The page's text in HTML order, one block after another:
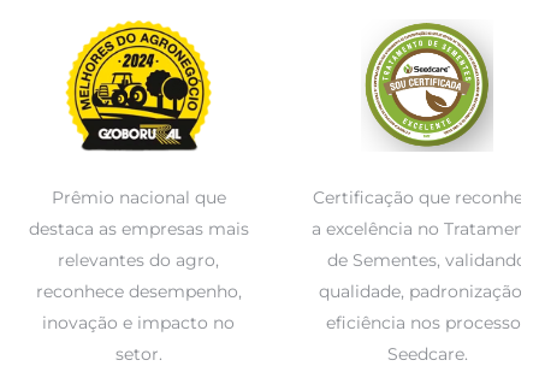
Prêmio nacional que
destaca as empresas mais
relevantes do agro,
reconhece desempenho,
inovação e impacto no
setor.
Certificação que
a excelência no
de Sementes, validando
qualidade, padronização e
eficiência nos processos
Seedcare.